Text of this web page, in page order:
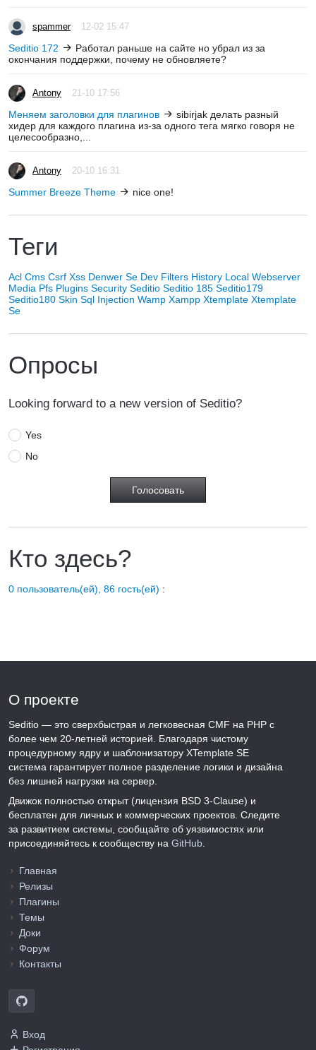
spammer 12-02 15:47
Seditio 172
Работал раньше на сайте но убрал из за
окончания поддержки, почему не обновляете?
Antony 21-10 17:56
Меняем заголовки для плагинов
sibirjak делать разный
хидер для каждого плагина из-за одного тега мягко говоря не
целесообразно,...
Antony 20-10 16:31
Summer Breeze Theme nice one!
Теги
Acl Cms Csrf Xss Denwer Se Dev Filters History Local Webserver
Media Pfs Plugins Security Seditio Seditio 185 Seditio179
Seditio180 Skin Sql Injection Wamp Xampp Xtemplate Xtemplate
Se
Опросы
Looking forward to a new version of Seditio?
Yes
No
Кто здесь?
0 пользователь(ей), 86 гость(ей) :
О проекте
Seditio — это сверхбыстрая и легковесная CMF на PHP с
более чем 20-летней историей. Благодаря чистому
процедурному ядру и шаблонизатору XTemplate SE
система гарантирует полное разделение логики и дизайна
без лишней нагрузки на сервер.
Движок полностью открыт (лицензия BSD 3-Clause) и
бесплатен для личных и коммерческих проектов. Следите
за развитием системы, сообщайте об уязвимостях или
присоединяйтесь к сообществу на GitHub
Главная
Релизы
Плагины
Темы
Доки
Форум
Контакты
Вход